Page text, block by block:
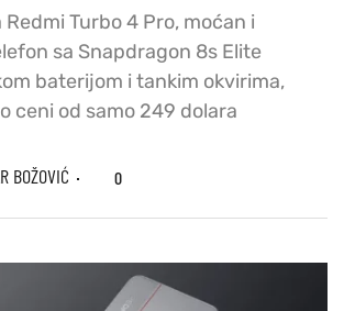
Turbo 4 Pro, moćan i
sa Snapdragon 8s Elite
baterijom i tankim okvirima,
ceni od samo 249 dolara
BOŽOVIĆ 0